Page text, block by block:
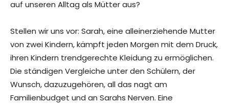
auf unseren Alltag als Mütter aus?
Stellen wir uns vor: Sarah, eine alleinerziehende Mutter
von zwei Kindern, kämpft jeden Morgen mit dem Druck,
ihren Kindern trendgerechte Kleidung zu ermöglichen.
Die ständigen Vergleiche unter den Schülern, der
Wunsch, dazuzugehören, all das nagt am
Familienbudget und an Sarahs Nerven. Eine